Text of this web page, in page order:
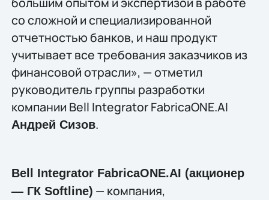
со сложной и специализированной
отчетностью банков, и наш продукт
учитывает все требования заказчиков из
финансовой отрасли», — отметил
руководитель группы разработки
компании Bell Integrator FabricaONE.AI
Андрей Сизов.
Bell Integrator FabricaONE.AI (акционер
— ГК Softline) — компания,